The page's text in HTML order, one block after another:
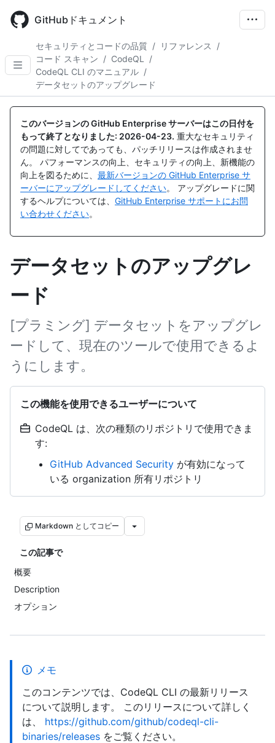
main
GitHubドキュメント
セキュリティとコードの品質 / リファレンス
/
コード スキャン / CodeQL
/
CodeQL CLI のマニュアル /
データセットのアップグレード
このバージョンの GitHub Enterprise サーバーはこの日付を
もって終了となりました: 2026-04-23. 重大なセキュリティ
の問題に対してであっても、パッチリリースは作成されませ
ん。 パフォーマンスの向上、セキュリティの向上、新機能の
向上を図るために、 最新バージョンの GitHub Enterprise サ
ーバーにアップグレードしてください。 アップグレードに関
するヘルプについては、 GitHub Enterprise サポートにお問
い合わせください。
データセットのアップグレ
ード
[プラミング] データセットをアップグレ
ードして、現在のツールで使用できるよ
うにします。
この機能を使用できるユーザーについて
CodeQL は、次の種類のリポジトリで使用できま
す:
GitHub Advanced Security が有効になって
いる organization 所有リポジトリ
Markdown としてコピー
この記事で
概要
Description
オプション
メモ
このコンテンツでは、CodeQL CLI の最新リリース
について説明します。 このリリースについて詳しく
は、 https://github.com/github/codeql-cli-
binaries/releases をご覧ください。